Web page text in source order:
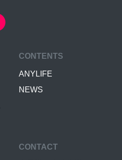
CONTENTS
ANYLIFE
NEWS
CONTACT